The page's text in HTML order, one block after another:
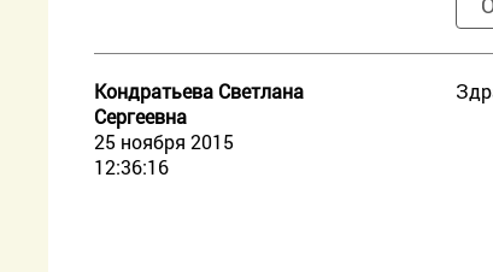
Кондратьева Светлана
Сергеевна
25 ноября 2015
12:36:16